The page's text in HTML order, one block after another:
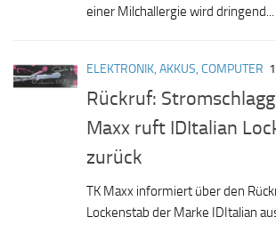
einer Milchallergie wird dringend...
ELEKTRONIK, AKKUS, COMPUTER
Rückruf:
Maxx ruft IDItalian
zurück
TK Maxx informiert über den
Lockenstab der Marke IDItalian